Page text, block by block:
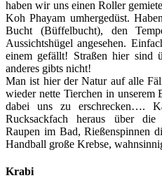
haben wir uns einen Roller
Koh Phayam umhergedüst.
Bucht (Büffelbucht), den
Aussichtshügel angesehen.
einem gefällt! Straßen hier sind
anderes gibts nicht!
Man ist hier der Natur auf alle
wieder nette Tierchen in
dabei uns zu erschrecken….
Rucksackfach heraus über die
Raupen im Bad, Rießenspinnen
Handball große Krebse,
Krabi